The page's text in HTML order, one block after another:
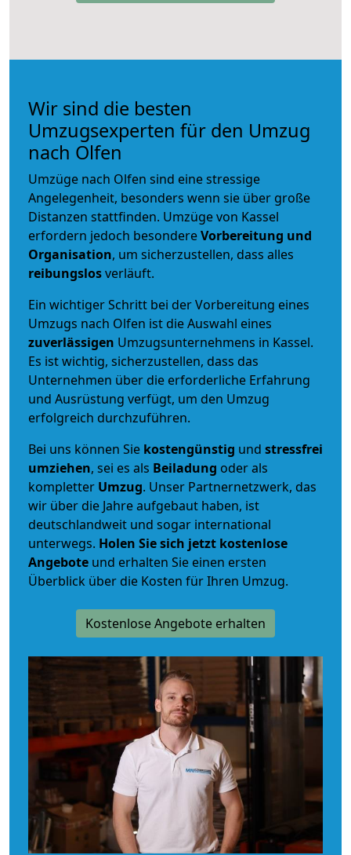
Wir sind die besten
Umzugsexperten für den Umzug
nach Olfen
Umzüge nach Olfen sind eine stressige
Angelegenheit, besonders wenn sie über große
Distanzen stattfinden. Umzüge von Kassel
erfordern jedoch besondereVorbereitung und
Organisation, um sicherzustellen, dass alles
reibungslosverläuft.
Ein wichtiger Schritt bei der Vorbereitung eines
Umzugs nach Olfen ist die Auswahl eines
zuverlässigen Umzugsunternehmens in Kassel.
Es ist wichtig, sicherzustellen, dass das
Unternehmen über die erforderliche Erfahrung
und Ausrüstung verfügt, um den Umzug
erfolgreich durchzuführen.
Bei uns können Sie kostengünstig und stressfrei
umziehen, sei es als Beiladung oder als
kompletter Umzug. Unser Partnernetzwerk, das
wir über die Jahre aufgebaut haben, ist
deutschlandweit und sogar international
unterwegs. Holen Sie sich jetzt kostenlose
Angebote und erhalten Sie einen ersten
Überblick über die Kosten für Ihren Umzug.
Kostenlose Angebote erhalten